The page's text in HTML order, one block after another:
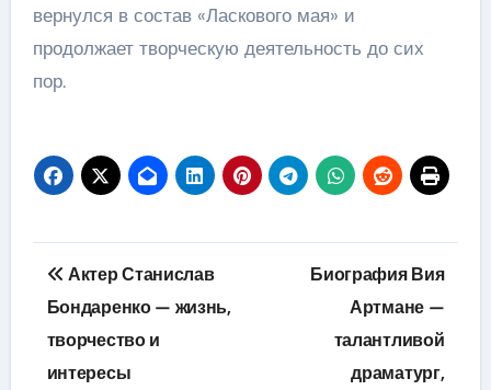
вернулся в состав «Ласкового мая» и
продолжает творческую деятельность до сих
пор.
Навигация
по
записям
Актер Станислав
Бондаренко — жизнь,
творчество и
интересы
Биография Вия
Артмане —
талантливой
драматург,